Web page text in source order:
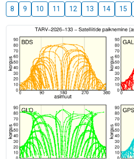
8 9 10 11 12 13 14 15